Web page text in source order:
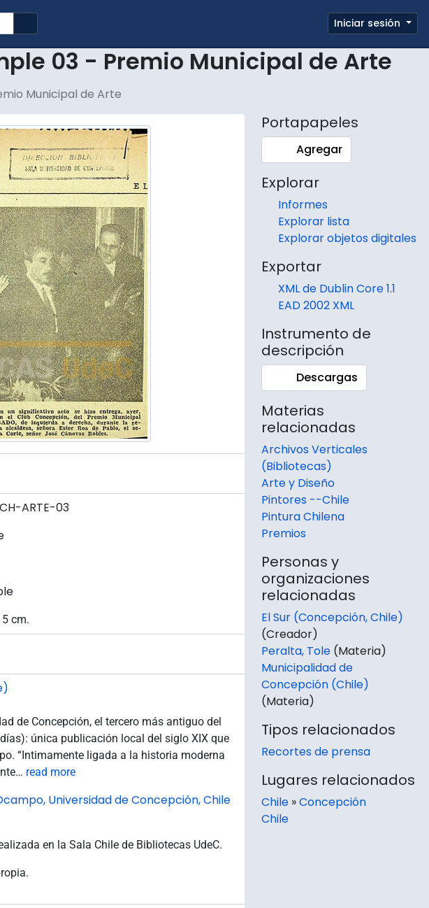
Portapapeles
Enlaces rápidos
Iniciar sesión
03 - Premio Municipal de Arte
Municipal de Arte
ARTE-03
cm.
de Concepción, el tercero más antiguo del
única publicación local del siglo XIX que
“Intimamente ligada a la historia moderna
… read more
Universidad de Concepción, Chile
en la Sala Chile de Bibliotecas UdeC.
Portapapeles
Agregar
Explorar
Informes
Explorar lista
Explorar objetos digitales
Exportar
XML de Dublin Core 1.1
EAD 2002 XML
Instrumento de
descripción
Descargas
Materias
relacionadas
Archivos Verticales
(Bibliotecas)
Arte y Diseño
Pintores --Chile
Pintura Chilena
Premios
Personas y
organizaciones
relacionadas
El Sur (Concepción, Chile)
(Creador)
Peralta, Tole (Materia)
Municipalidad de
Concepción (Chile)
(Materia)
Tipos relacionados
Recortes de prensa
Lugares relacionados
Chile »Concepción
Chile